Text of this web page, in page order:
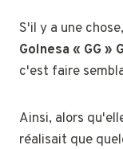
S'il y a une
Golnesa « GG »
c'est faire
Ainsi, alors
réalisait que